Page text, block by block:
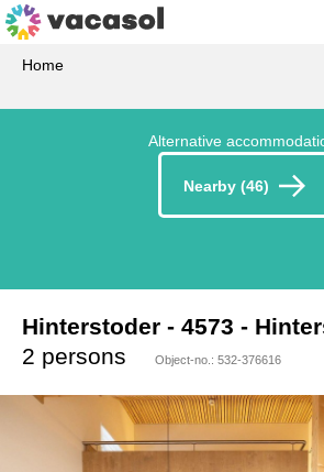
Home
Alternative
Nearby (46)
Hinterstoder - 4573 -
2 persons
Object-no.: 532-376616